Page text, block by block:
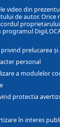
video din
de autor. Orice
prelucarea
personal
a modulelor
protectia
în interes